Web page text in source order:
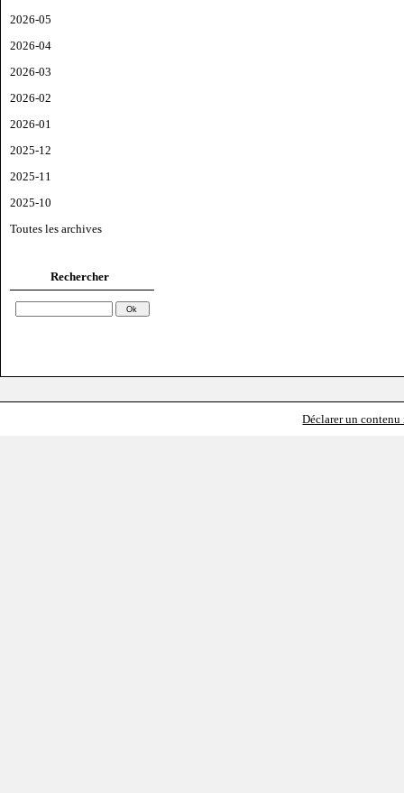
2026-05
2026-04
2026-03
2026-02
2026-01
2025-12
2025-11
2025-10
Toutes les archives
Rechercher
Déclarer un